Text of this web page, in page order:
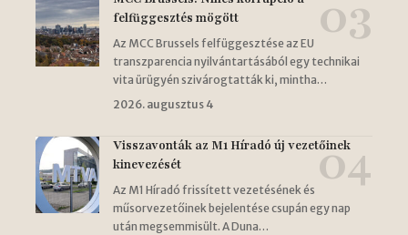
felfüggesztés mögött
Az MCC Brussels felfüggesztése az EU
transzparencia nyilvántartásából egy technikai
vita ürügyén szivárogtatták ki, mintha…
2026. augusztus 4
Visszavonták az M1 Híradó új vezetőinek
kinevezését
Az M1 Híradó frissített vezetésének és
műsorvezetőinek bejelentése csupán egy nap
után megsemmisült. A Duna…